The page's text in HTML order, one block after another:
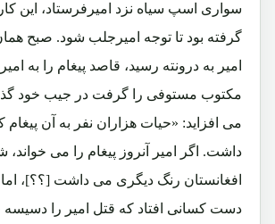
سواری اسپ سیاه نزد امیرفرستاد، این
گرفته بود تا توجه امیرجلب شود. صبح
امیر به درونته رسید، قاصد پیغام را به امیر
مکتوب مستوفی را گرفت در جیب خود
می افزاید: «حیات هزاران نفر به آن پیغام
داشت. اگر امیر آنروز پیغام را می خواند،
افغانستان رنگ دیگری می داشت [؟؟]، اما
دست کسانی افتاد که قتل امیر را دسیسه